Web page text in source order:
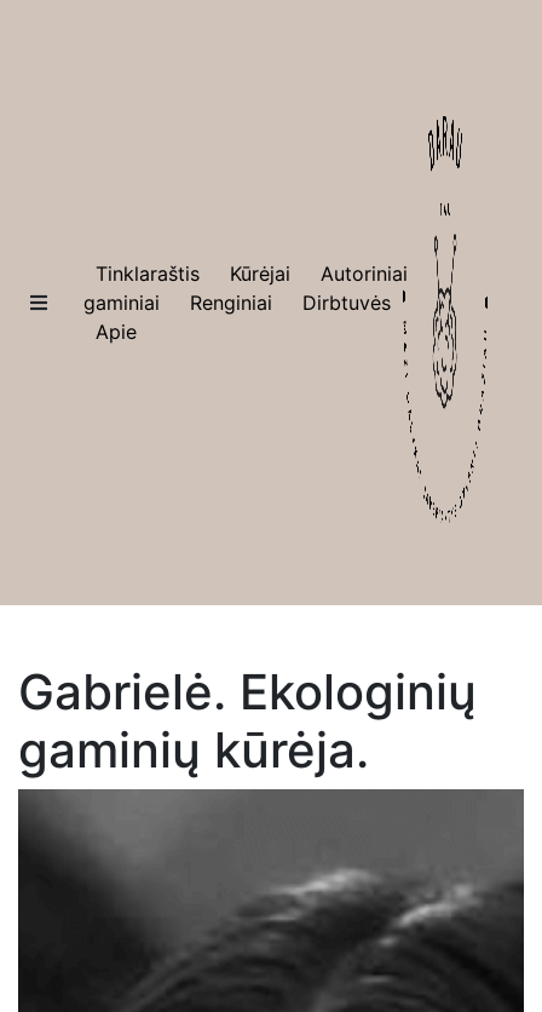
Kūrėjai
Dirbtuvės
Apie
Tinklaraštis Kūrėjai
Autoriniai
gaminiai
Renginiai
Dirbtuvės
Apie
Gabrielė. Ekologinių
gaminių kūrėja.